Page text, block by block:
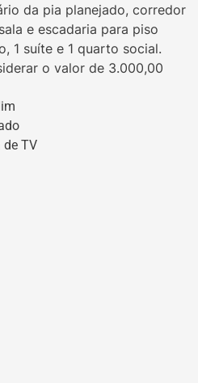
da pia planejado, corredor
e escadaria para piso
1 suíte e 1 quarto social.
o valor de 3.000,00
de TV